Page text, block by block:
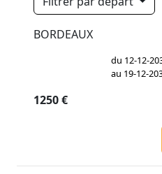
BORDEAUX
du 12-12-
au 19-12-
1250 €